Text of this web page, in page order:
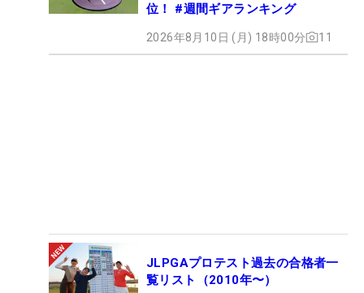
位！ #週間ギアランキング
2026年8月10日 (月) 18時00分 11
JLPGAプロテスト過去の合格者一
覧リスト（2010年〜）